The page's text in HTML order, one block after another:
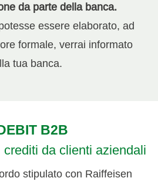
da parte della banca.
essere elaborato, ad
formale, verrai informato
tua banca.
B2B
da clienti aziendali
stipulato con Raiffeisen